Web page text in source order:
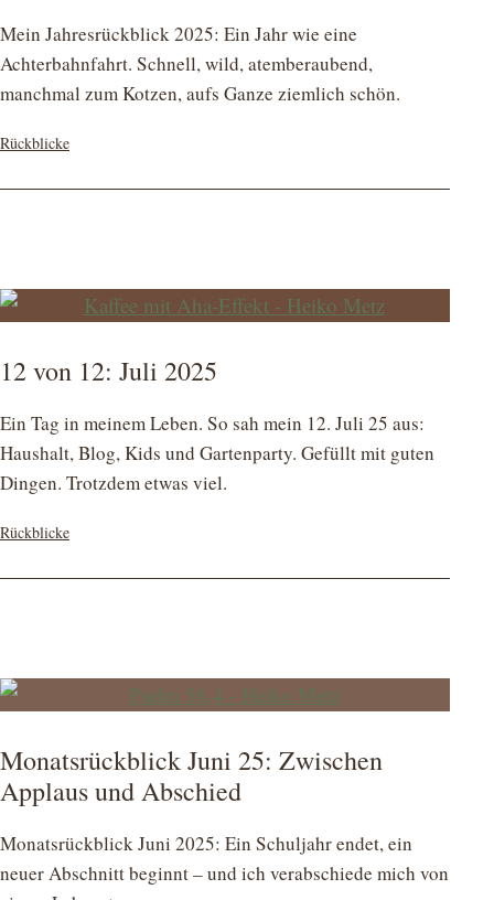
Mein Jahresrückblick 2025: Ein Jahr wie eine
Achterbahnfahrt. Schnell, wild, atemberaubend,
manchmal zum Kotzen, aufs Ganze ziemlich schön.
Kategorisiert
Rückblicke
12 von 12: Juli 2025
Ein Tag in meinem Leben. So sah mein 12. Juli 25 aus:
Haushalt, Blog, Kids und Gartenparty. Gefüllt mit guten
Dingen. Trotzdem etwas viel.
Kategorisiert
Rückblicke
Monatsrückblick Juni 25: Zwischen
Applaus und Abschied
Monatsrückblick Juni 2025: Ein Schuljahr endet, ein
neuer Abschnitt beginnt – und ich verabschiede mich von